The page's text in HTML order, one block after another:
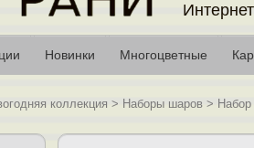
Новинки Многоцветные
коллекция > Наборы шаров >